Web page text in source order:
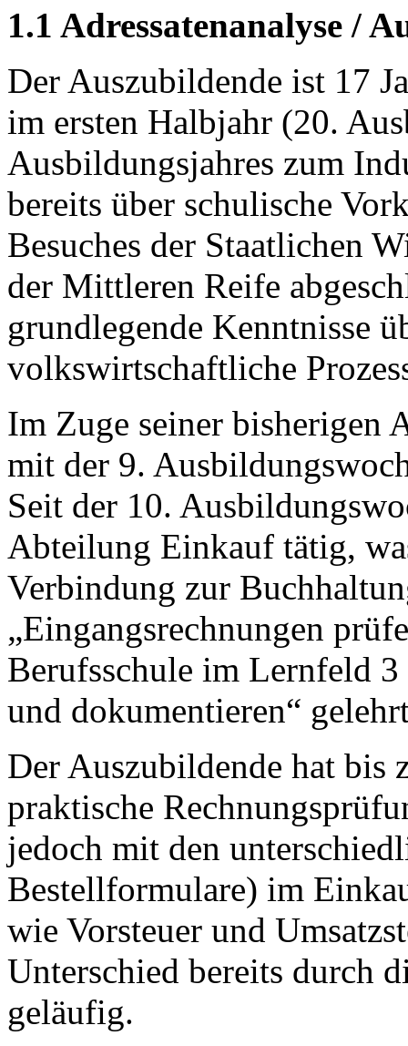
1.1 Adressatenanalyse /
Der Auszubildende ist 17
im ersten Halbjahr (20.
Ausbildungsjahres zum
bereits über schulische
Besuches der Staatlichen
der Mittleren Reife
grundlegende Kenntnisse
volkswirtschaftliche
Im Zuge seiner bisherigen
mit der 9.
Seit der 10.
Abteilung Einkauf tätig,
Verbindung zur
„Eingangsrechnungen
Berufsschule im Lernfeld 3
und dokumentieren“
Der Auszubildende hat bis
praktische
jedoch mit den
Bestellformulare) im
wie Vorsteuer und
Unterschied bereits durch
geläufig.